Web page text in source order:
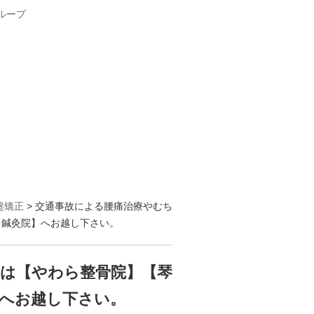
矯正 > 交通事故による腰痛治療やむち
灸院】へお越し下さい。
【やわら整骨院】【琴
お越し下さい。